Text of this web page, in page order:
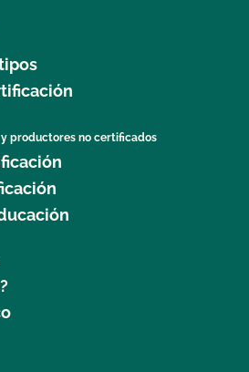
productores no certificados